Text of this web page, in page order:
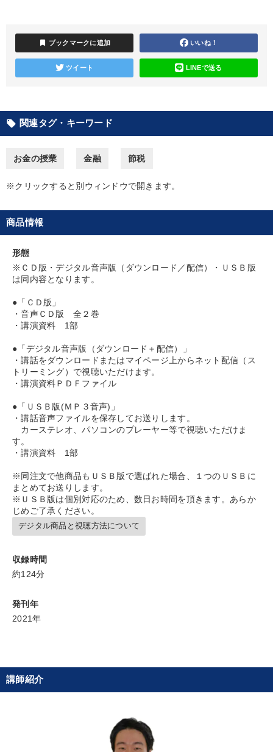
キーワード
local_offer タグから探す
営業力強化 イノベーション 資産運用
商品開発 ドラッカー
デザイン SDGs 上場企業 推薦
株式投資 両利きの経営 異発想
※「更新」を押すと「タグ・キーワード」を更新いただけます。
bookmark ブックマークに追加 いいね！
ツイート LINEで送る
local_offer 関連タグ・キーワード
お金の授業 金融 節税
※クリックすると別ウィンドウで開きます。
商品情報
形態
※ＣＤ版・デジタル音声版（ダウンロード／配信）・ＵＳＢ版
は同内容となります。
●「ＣＤ版」
・音声ＣＤ版 全２巻
・講演資料 1部
●「デジタル音声版（ダウンロード＋配信）」
・講話をダウンロードまたはマイページ上からネット配信（ス
トリーミング）で視聴いただけます。
・講演資料ＰＤＦファイル
●「ＵＳＢ版(ＭＰ３音声)」
・講話音声ファイルを保存してお送りします。
カーステレオ、パソコンのプレーヤー等で視聴いただけま
す。
・講演資料 1部
※同注文で他商品もＵＳＢ版で選ばれた場合、１つのＵＳＢに
まとめてお送りします。
※ＵＳＢ版は個別対応のため、数日お時間を頂きます。あらか
じめご了承ください。
デジタル商品と視聴方法について
収録時間
約124分
発刊年
2021年
講師紹介